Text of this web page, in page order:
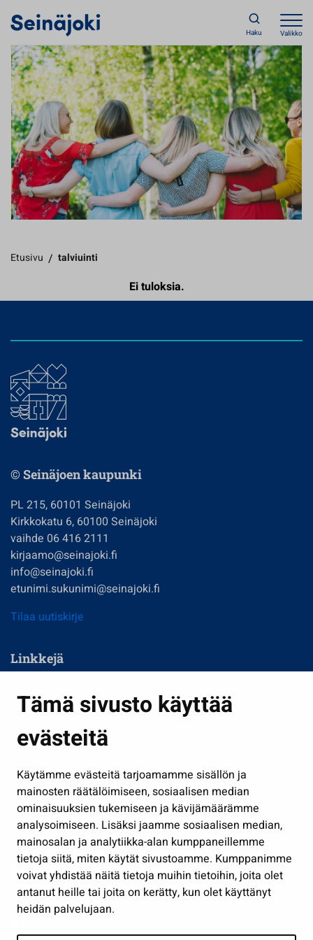
Tämä sivusto käyttää
evästeitä
Käytämme evästeitä tarjoamamme sisällön ja
mainosten räätälöimiseen, sosiaalisen median
ominaisuuksien tukemiseen ja kävijämäärämme
analysoimiseen. Lisäksi jaamme sosiaalisen median,
mainosalan ja analytiikka-alan kumppaneillemme
tietoja siitä, miten käytät sivustoamme. Kumppanimme
voivat yhdistää näitä tietoja muihin tietoihin, joita olet
antanut heille tai joita on kerätty, kun olet käyttänyt
heidän palvelujaan.
Haku Valikko
Etusivu / talviuinti
Ei tuloksia.
© Seinäjoen kaupunki
PL 215, 60101 Seinäjoki
Kirkkokatu 6, 60100 Seinäjoki
vaihde 06 416 2111
kirjaamo@seinajoki.fi
info@seinajoki.fi
etunimi.sukunimi@seinajoki.fi
Tilaa uutiskirje
Linkkejä
Kasvatus ja opetus
Kulttuuri ja liikunta
Työ ja yrittäminen
Osallistu ja asioi
Näytä omat evästeasetukseni
Seuraa meitä